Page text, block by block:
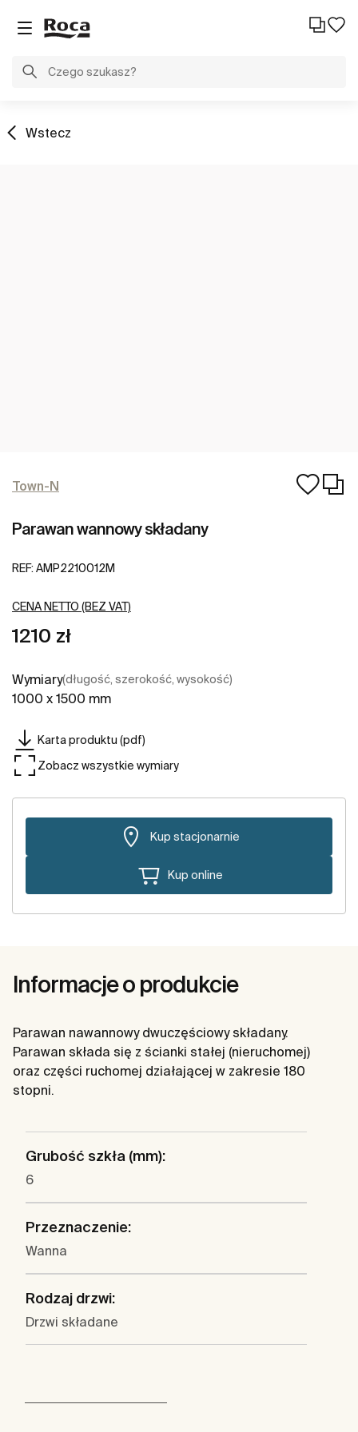
Wstecz
Town-N
Parawan wannowy składany
REF: AMP2210012M
CENA NETTO (BEZ VAT)
1210 zł
Wymiary(długość, szerokość, wysokość)
1000 x 1500 mm
Karta produktu (pdf)
Zobacz wszystkie wymiary
Kup stacjonarnie
Kup online
Informacje o produkcie
Parawan nawannowy dwuczęściowy składany.
Parawan składa się z ścianki stałej (nieruchomej)
oraz części ruchomej działającej w zakresie 180
stopni.
Grubość szkła (mm):
6
Przeznaczenie:
Wanna
Rodzaj drzwi:
Drzwi składane